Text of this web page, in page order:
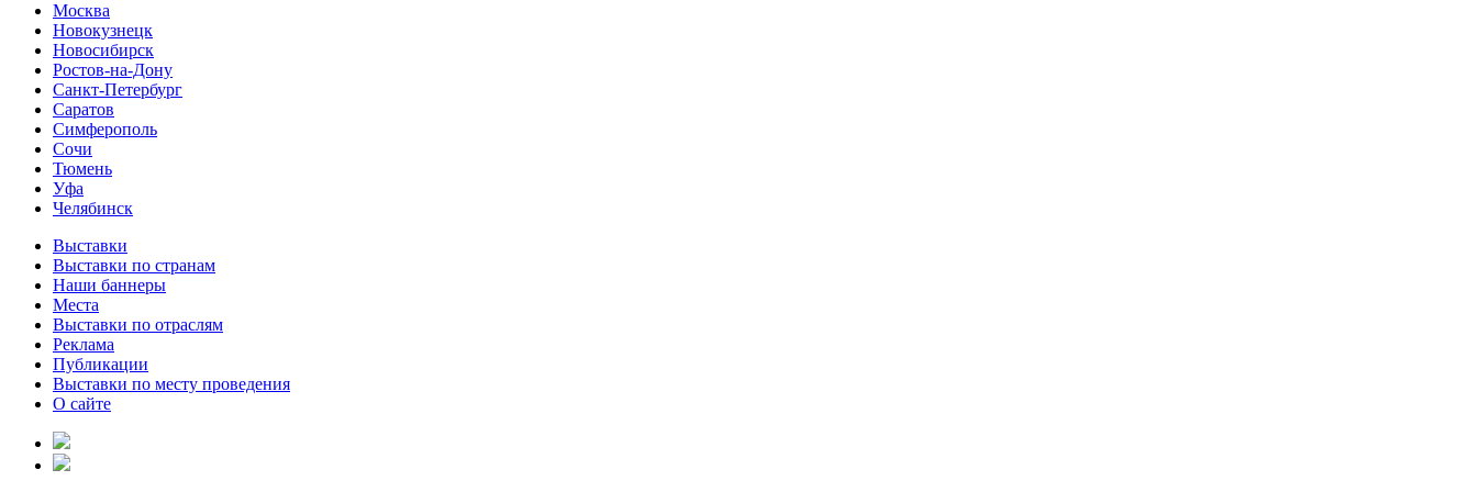
Москва
Новокузнецк
Новосибирск
Ростов-на-Дону
Санкт-Петербург
Саратов
Симферополь
Сочи
Тюмень
Уфа
Челябинск
Выставки
Выставки по странам
Наши баннеры
Места
Выставки по отраслям
Реклама
Публикации
Выставки по месту проведения
О сайте